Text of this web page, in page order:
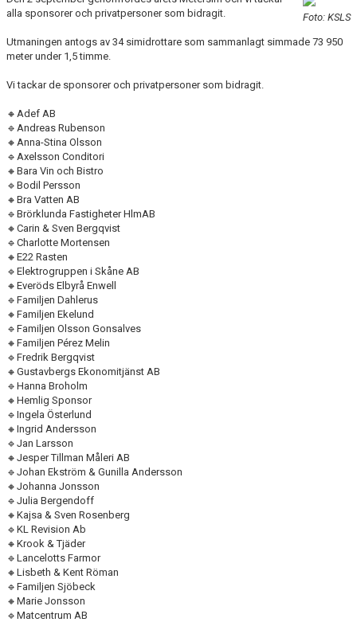
BLI PARTNER
JOBBA HOS OSS!
FÖRÄLDER
FUNKTIONÄR
VÅRA TÄVLINGAR
VÅRA EVENEMANG
VERKSAMHETSHANDBOK
KSLS FOR UKRAINE
WALL OF MEMORIES
Foto: KSLS
alla sponsorer och privatpersoner som bidragit.
Utmaningen antogs av 34 simidrottare som sammanlagt simmade 73 950
meter under 1,5 timme.
Vi tackar de sponsorer och privatpersoner som bidragit.
🔸Adef AB
🔹Andreas Rubenson
🔸Anna-Stina Olsson
🔹Axelsson Conditori
🔸Bara Vin och Bistro
🔹Bodil Persson
🔸Bra Vatten AB
🔹Brörklunda Fastigheter HlmAB
🔸Carin & Sven Bergqvist
🔹Charlotte Mortensen
🔸E22 Rasten
🔹Elektrogruppen i Skåne AB
🔸Everöds Elbyrå Enwell
🔹Familjen Dahlerus
🔸Familjen Ekelund
🔹Familjen Olsson Gonsalves
🔸Familjen Pérez Melin
🔹Fredrik Bergqvist
🔸Gustavbergs Ekonomitjänst AB
🔹Hanna Broholm
🔸Hemlig Sponsor
🔹Ingela Österlund
🔸Ingrid Andersson
🔹Jan Larsson
🔸Jesper Tillman Måleri AB
🔹Johan Ekström & Gunilla Andersson
🔸Johanna Jonsson
🔹Julia Bergendoff
🔸Kajsa & Sven Rosenberg
🔹KL Revision Ab
🔸Krook & Tjäder
🔹Lancelotts Farmor
🔸Lisbeth & Kent Röman
🔹Familjen Sjöbeck
🔸Marie Jonsson
🔹Matcentrum AB